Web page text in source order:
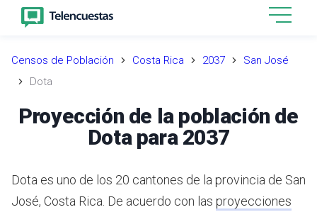
Censos de Población Costa Rica 2037
San José
Dota
Proyección de la población de
Dota para 2037
Dota es uno de los 20 cantones de la provincia de San
José, Costa Rica. De acuerdo con las proyecciones